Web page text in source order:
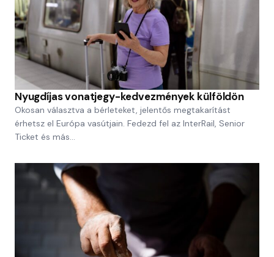
Nyugdíjas vonatjegy-kedvezmények külföldön
Okosan választva a bérleteket, jelentős megtakarítást
érhetsz el Európa vasútjain. Fedezd fel az InterRail, Senior
Ticket és más…